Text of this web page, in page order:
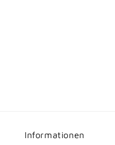
Informationen